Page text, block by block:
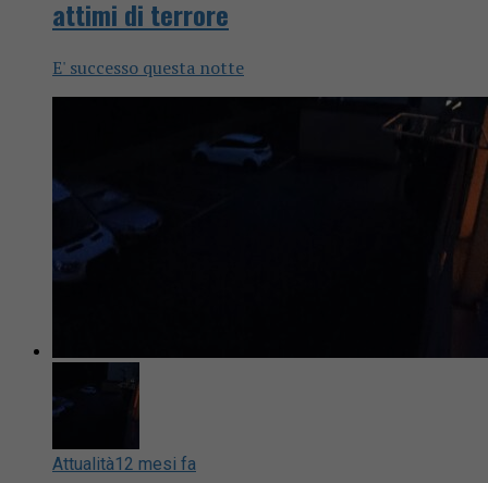
attimi di terrore
E' successo questa notte
Attualità12 mesi fa